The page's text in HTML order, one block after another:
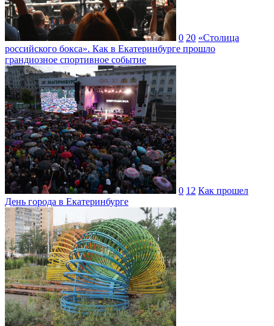
0 20 «Столица
российского бокса». Как в Екатеринбурге прошло
грандиозное спортивное событие
0 12 Как прошел
День города в Екатеринбурге